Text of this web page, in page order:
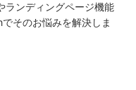
ランディングページ機能
そのお悩みを解決しま